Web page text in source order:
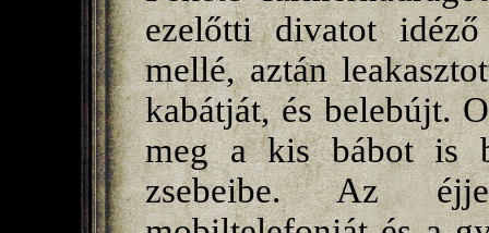
ezelőtti divatot
mellé, aztán
kabátját, és belebújt.
meg a kis bábot is
zsebeibe. Az